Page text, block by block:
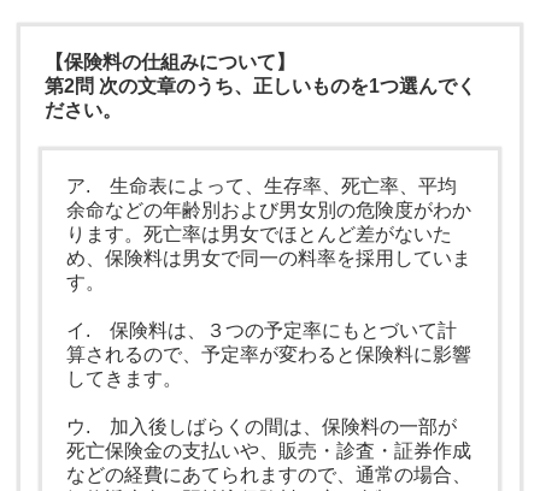
【保険料の仕組みについて】
第2問 次の文章のうち、正しいものを1つ選んでく
ださい。
ア. 生命表によって、生存率、死亡率、平均
余命などの年齢別および男女別の危険度がわか
ります。死亡率は男女でほとんど差がないた
め、保険料は男女で同一の料率を採用していま
す。
イ. 保険料は、３つの予定率にもとづいて計
算されるので、予定率が変わると保険料に影響
してきます。
ウ. 加入後しばらくの間は、保険料の一部が
死亡保険金の支払いや、販売・診査・証券作成
などの経費にあてられますので、通常の場合、